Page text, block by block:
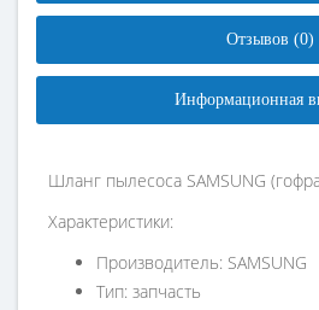
Отзывов (0)
Информационная
Шланг пылесоса SAMSUNG
Характеристики:
Производитель: SAMSUNG
Тип: запчасть